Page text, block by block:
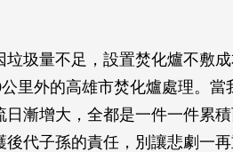
垃圾量不足，設置焚化爐不敷
里外的高雄市焚化爐處理。
日漸增大，全都是一件一件累
代子孫的責任，別讓悲劇一再